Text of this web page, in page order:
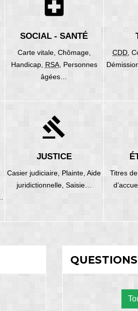
local_hospital
SOCIAL - SANTÉ
Carte vitale, Chômage,
Handicap, RSA, Personnes
âgées…
CDD ,
gavel
JUSTICE
Casier judiciaire, Plainte,Aide
juridictionnelle, Saisie…
Titres